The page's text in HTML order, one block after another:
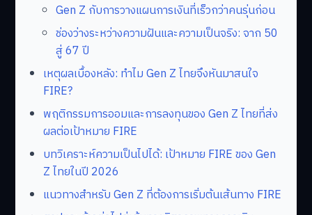
Gen Z กับการวางแผนการเงินที่เร็วกว่าคนรุ่นก่อน
ช่องว่างระหว่างความฝันและความเป็นจริง: จาก 50
สู่ 67 ปี
เหตุผลเบื้องหลัง: ทำไม Gen Z ไทยจึงหันมาสนใจ
FIRE?
พฤติกรรมการออมและการลงทุนของ Gen Z ไทยที่ส่ง
ผลต่อเป้าหมาย FIRE
บทวิเคราะห์ความเป็นไปได้: เป้าหมาย FIRE ของ Gen
Z ไทยในปี 2026
แนวทางสำหรับ Gen Z ที่ต้องการเริ่มต้นเส้นทาง FIRE